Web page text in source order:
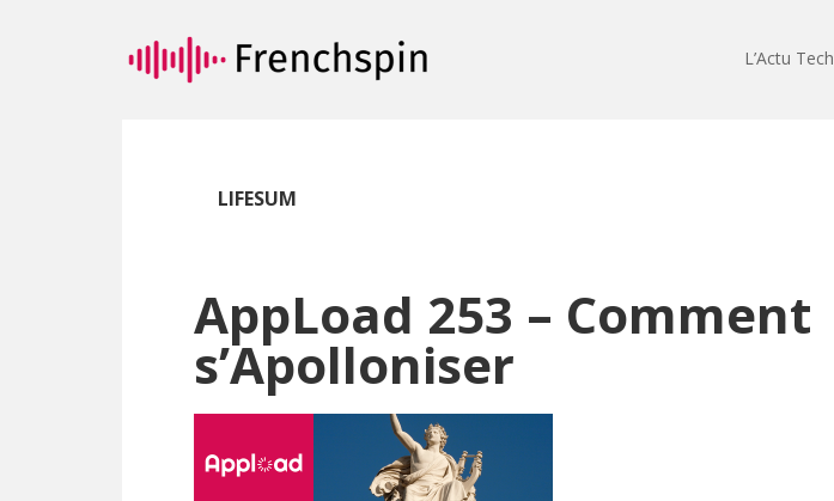
au
contenu
la
L’Actu Tech
LIFESUM
AppLoad 253 – Comment
s’Apolloniser